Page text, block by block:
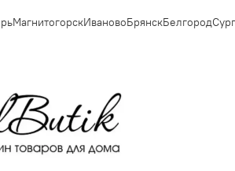
МагнитогорскИвановоБрянскБелгород